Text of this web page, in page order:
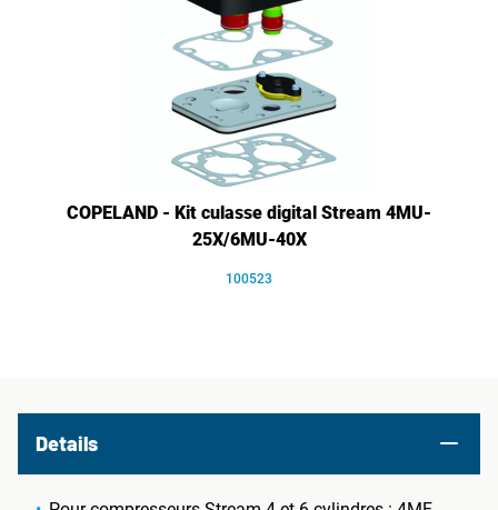
COPELAND - Kit culasse digital Stream 4MU-
25X/6MU-40X
100523
Details